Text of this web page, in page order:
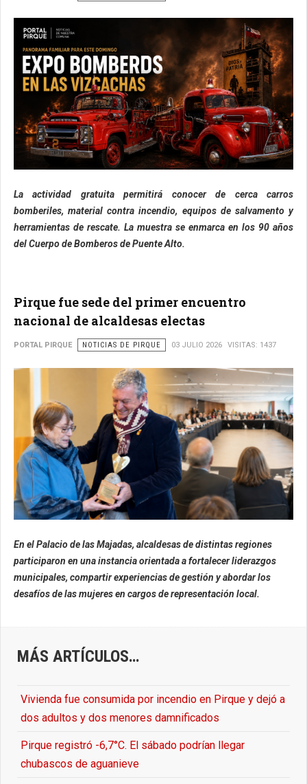
La actividad gratuita permitirá conocer de cerca carros
bomberiles, material contra incendio, equipos de salvamento y
herramientas de rescate. La muestra se enmarca en los 90 años
del Cuerpo de Bomberos de Puente Alto.
Pirque fue sede del primer encuentro
nacional de alcaldesas electas
PORTAL PIRQUE NOTICIAS DE PIRQUE 03 JULIO 2026 VISITAS: 1437
En el Palacio de las Majadas, alcaldesas de distintas regiones
participaron en una instancia orientada a fortalecer liderazgos
municipales, compartir experiencias de gestión y abordar los
desafíos de las mujeres en cargos de representación local.
MÁS ARTÍCULOS…
Vivienda fue consumida por incendio en Pirque y dejó a
dos adultos y dos menores damnificados
Pirque registró -6,7°C. El sábado podrían llegar
chubascos de aguanieve